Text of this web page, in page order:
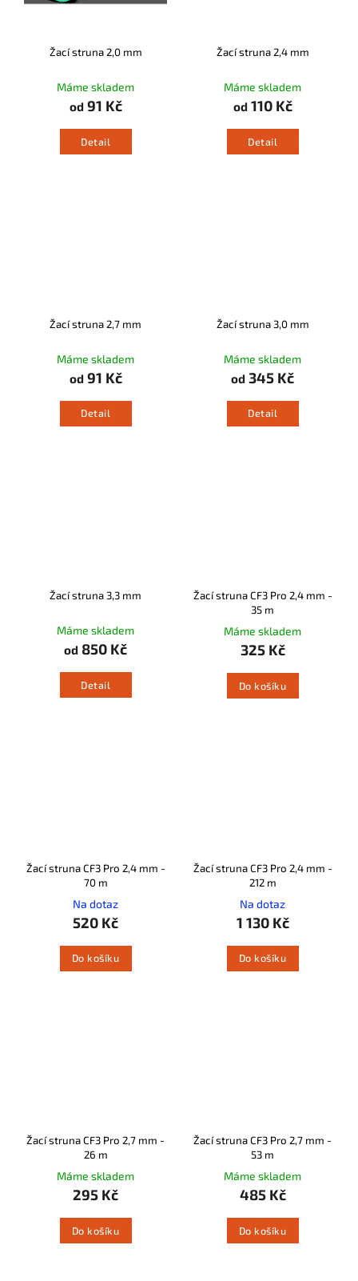
Žací struna 2,0 mm
Máme skladem
od91 Kč
Detail
Žací struna 2,4 mm
Máme skladem
od110 Kč
Detail
Žací struna 2,7 mm
Máme skladem
od91 Kč
Detail
Žací struna 3,0 mm
Máme skladem
od 345 Kč
Detail
Žací struna 3,3 mm
Máme skladem
od 850 Kč
Detail
Žací struna CF3 Pro 2,4 mm -
35 m
Máme skladem
325 Kč
Do košíku
Žací struna CF3 Pro 2,4 mm -
70 m
Na dotaz
520 Kč
Do košíku
Žací struna CF3 Pro 2,4 mm -
212 m
Na dotaz
1 130 Kč
Do košíku
Žací struna CF3 Pro 2,7 mm -
26 m
Máme skladem
295 Kč
Do košíku
Žací struna CF3 Pro 2,7 mm -
53 m
Máme skladem
485 Kč
Do košíku